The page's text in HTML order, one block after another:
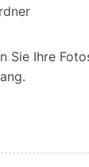
Sie Ihre